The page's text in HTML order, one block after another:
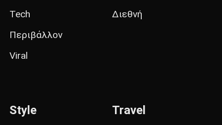
Tech
Περιβάλλον
Viral
Διεθνή
Style Travel